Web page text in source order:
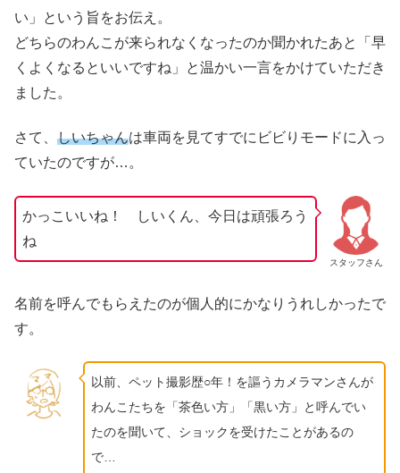
い」という旨をお伝え。
どちらのわんこが来られなくなったのか聞かれたあと「早
くよくなるといいですね」と温かい一言をかけていただき
ました。
さて、 しいちゃんは車両を見てすでにビビりモードに入っ
ていたのですが…。
スタッフさん
かっこいいね！ しいくん、今日は頑張ろう
ね
名前を呼んでもらえたのが個人的にかなりうれしかったで
す。
以前、ペット撮影歴○年！ を謳う カメラマンさんが
わんこたちを「茶色い方」「黒い方」と呼んでい
たのを聞いて、ショックを受けたことがあるの
で…